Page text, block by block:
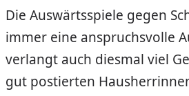
Die Auswärtsspiele gegen
immer eine anspruchsvolle
verlangt auch diesmal viel
gut postierten